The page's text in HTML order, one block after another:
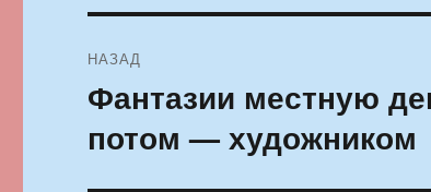
по
записям
НАЗАД
Предыдущая
Фантазии местную
потом — художником